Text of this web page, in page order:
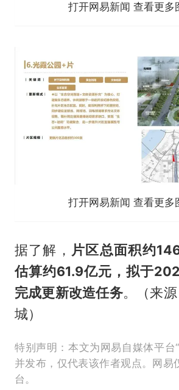
打开网易新闻 查看更多
打开网易新闻 查看更多
据了解， 片区总面积约
估算约61.9亿元，拟于
完成更新改造任务。（来
城）
特别声明：本文为网易自媒体平台
并发布，仅代表该作者观点。网易
台。